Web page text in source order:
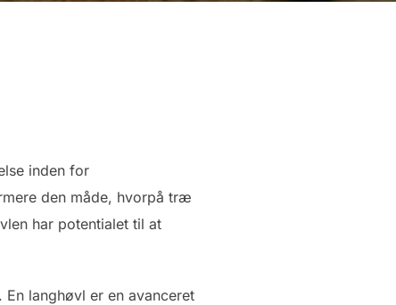
inden for
den måde, hvorpå træ
har potentialet til at
langhøvl er en avanceret